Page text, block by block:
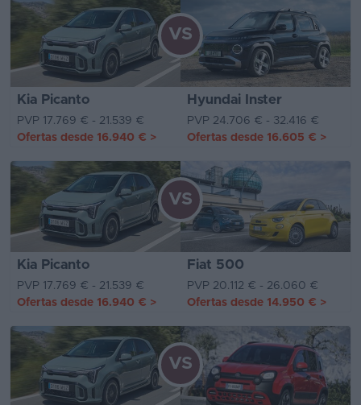
Kia Picanto Hyundai Inster
VS
PVP 17.769 € - 21.539 €
PVP 24.706 € - 32.416 €
Ofertas desde 16.940 € > Ofertas desde 16.605 € >
Kia Picanto Fiat 500
VS
PVP 17.769 € - 21.539 €
PVP 20.112 € - 26.060 €
Ofertas desde 16.940 € > Ofertas desde 14.950 € >
VS